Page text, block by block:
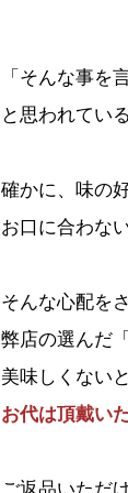
「そんな事を
と思われてい
確かに、味の
お口に合わな
そんな心配を
弊店の選んだ
美味しくない
お代は頂戴い